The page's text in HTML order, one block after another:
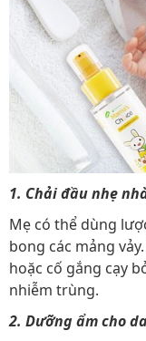
1. Chải đầu nhẹ
Mẹ có thể dùng
bong các mảng
hoặc cố gắng cạy
nhiễm trùng.
2. Dưỡng ẩm cho